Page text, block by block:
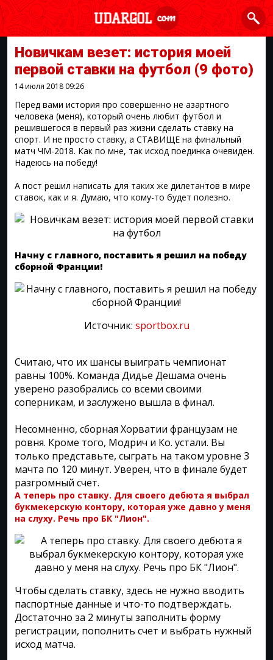
Новичкам везет: история моей
первой ставки на футбол (9 фото)
14 июля 2018 09:26
Перед вами история про совершенно не азартного
человека (меня), который очень любит футбол и
решившегося в первый раз жизни сделать ставку на
спорт. И не просто ставку, а СТАВИЩЕ на финальный
матч ЧМ-2018. Как по мне, так исход поединка очевиден.
Надеюсь на победу!
А пост решил написать для таких же дилетантов в мире
ставок, как и я. Думаю, что кому-то будет полезно.
Начну с главного, поставить я решил на победу
сборной Франции!
Источник: sportbox.ru
Считаю, что их шансы выиграть чемпионат
равны 100%. Команда Дидье Дешама очень
уверено разобрались со всеми своими
соперникам, и заслужено вышла в финал.
Несомненно, сборная Хорватии французам не
ровня. Кроме того, Модрич и Ко. устали. Вы
только представьте, сыграть на таком уровне 3
мачта по 120 минут. Уверен, что в финале будет
разгромный счет.
А теперь про ставку. Для своего дебюта я выбрал
букмекерскую контору, которая уже давно у меня
на слуху. Речь про БК "Лион".
Чтобы сделать ставку, здесь не нужно вводить
паспортные данные и что-то подтверждать.
Достаточно за 2 минуты заполнить форму
регистрации, пополнить счет и выбрать нужный
исход матча.